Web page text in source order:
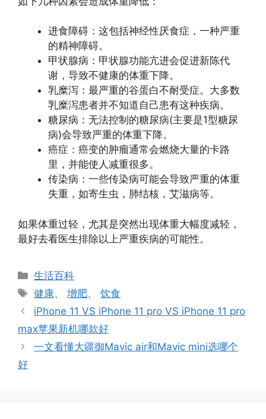
进食障碍：这包括神经性厌食症，一种严重
的精神障碍。
甲状腺病：甲状腺功能亢进会促进新陈代
谢，导致不健康的体重下降。
乳糜泻：最严重的谷蛋白不耐受症。大多数
乳糜泻患者并不知道自己患有这种疾病。
糖尿病：无法控制的糖尿病(主要是1型糖尿
病)会导致严重的体重下降。
癌症：癌变的肿瘤通常会燃烧大量的卡路
里，并能使人减重很多。
传染病：一些传染病可能会导致严重的体重
失重，如寄生虫，肺结核，艾滋病等。
如果体重过轻，尤其是突然出现体重大幅度减轻，
最好去看医生排除以上严重疾病的可能性。
分
类
生活百科
标
签
健康、增肥、饮食
iPhone 11 VS iPhone 11 pro VS iPhone 11 pro
max苹果新机哪款好
一文看懂大疆御Mavic air和Mavic mini选哪个
好